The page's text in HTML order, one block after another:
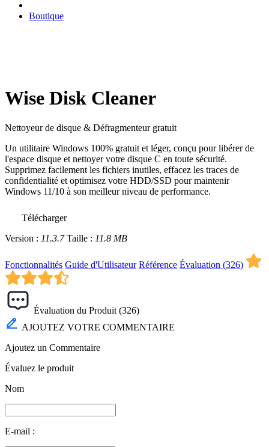
Boutique
Wise Disk Cleaner
Nettoyeur de disque & Défragmenteur gratuit
Un utilitaire Windows 100% gratuit et léger, conçu pour libérer de
l'espace disque et nettoyer votre disque C en toute sécurité.
Supprimez facilement les fichiers inutiles, effacez les traces de
confidentialité et optimisez votre HDD/SSD pour maintenir
Windows 11/10 à son meilleur niveau de performance.
Télécharger
Version : 11.3.7 Taille : 11.8 MB
Fonctionnalités Guide d'Utilisateur Référence Évaluation (326)
Évaluation du Produit (326)
AJOUTEZ VOTRE COMMENTAIRE
Ajoutez un Commentaire
Évaluez le produit
Nom
E-mail :